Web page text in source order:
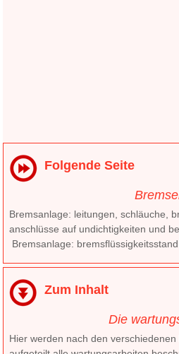
Folgende Seite
Bremsanlage: leitungen, schläuche,
anschlüsse auf undichtigkeiten und
Bremsanlage: bremsflüssigkeitsstand
Zum Inhalt
Die
Hier werden nach den